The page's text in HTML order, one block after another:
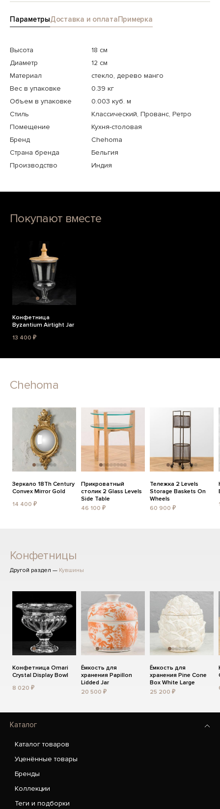
ПараметрыДоставка и оплатаПримерка
Высота
18 см
Диаметр
12 см
Материал
стекло, дерево манго
Вес в упаковке
0.39 кг
Объем в упаковке
0.003 куб. м
Стиль
Классический, Прованс, Ретро
Помещение
Кухня-столовая
Бренд
Chehoma
Страна бренда
Бельгия
Производство
Индия
Покупают вместе
Конфетница
Byzantium Airtight Jar
13 400 ₽
Chehoma
Зеркало 18Th Century
Convex Mirror Gold
14 400 ₽
Прикроватный
столик 2 Glass Levels
Side Table
46 100 ₽
Тележка 2 Levels
Storage Baskets On
Wheels
60 900 ₽
Конфетницы
Другой раздел — Кувшины
Конфетница Omari
Crystal Display Bowl
8 020 ₽
Ёмкость для
хранения Papillon
Lidded Jar
20 500 ₽
Ёмкость для
хранения Pine Cone
Box White Large
25 200 ₽
Каталог
Каталог товаров
Уценённые товары
Бренды
Коллекции
Теги и подборки